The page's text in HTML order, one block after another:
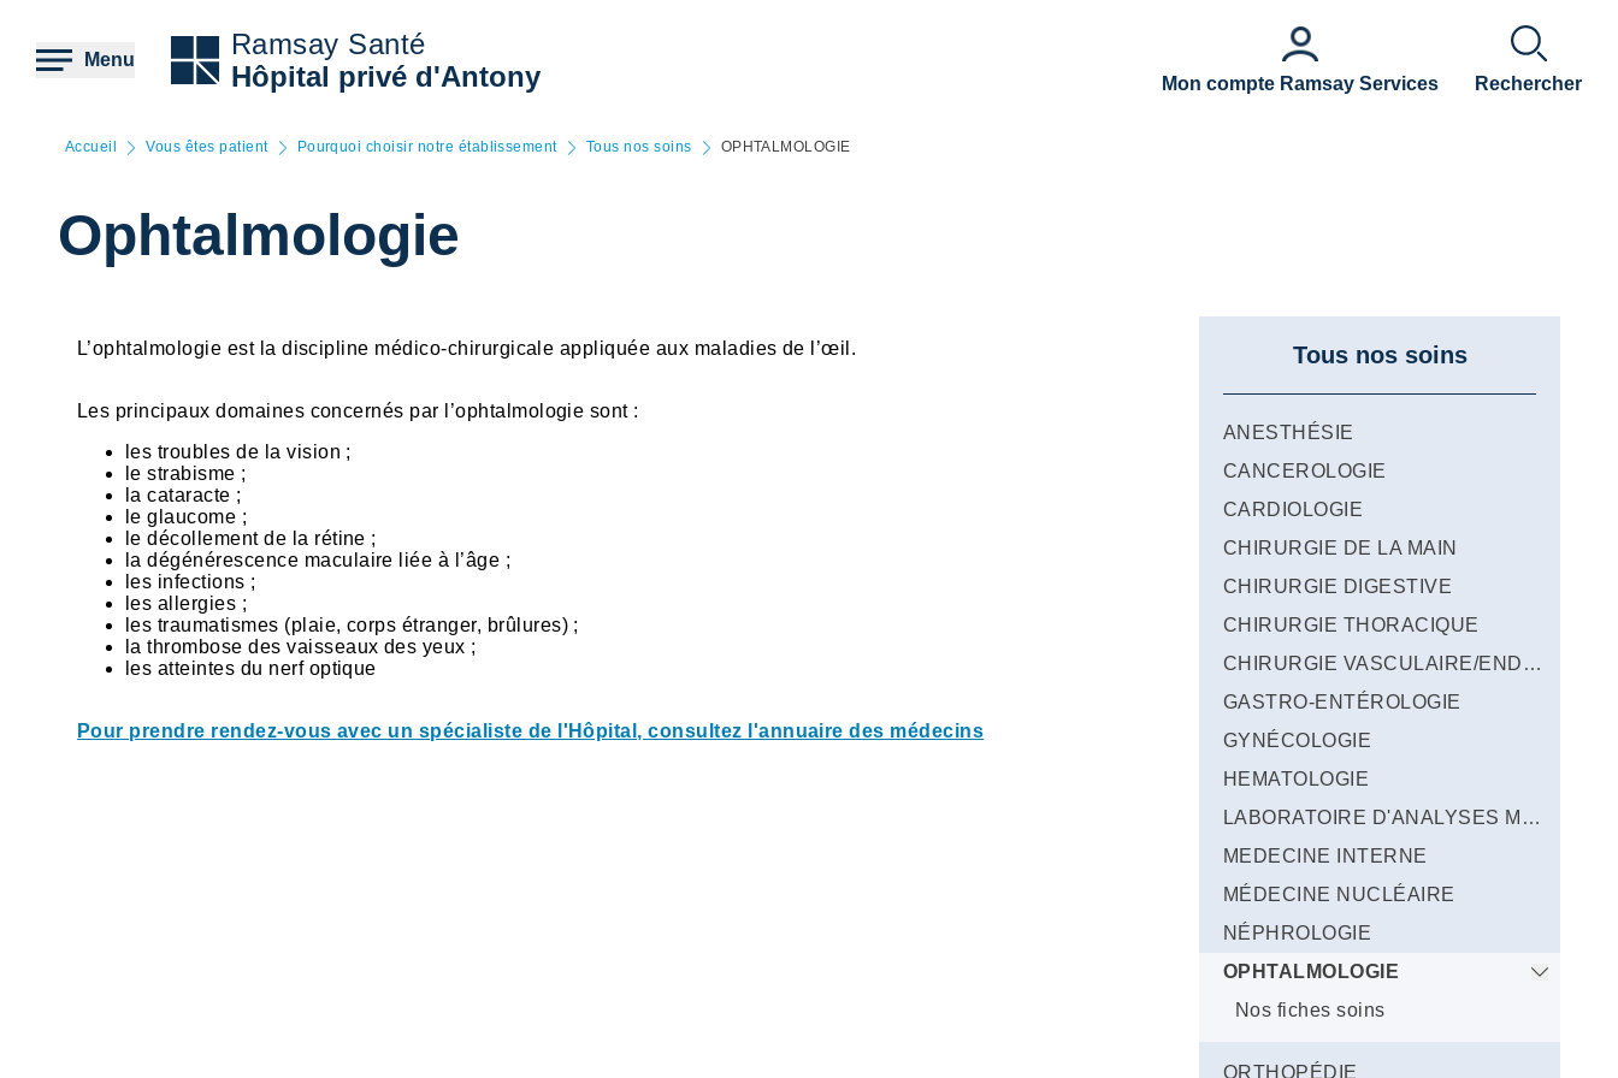
contenu
principal
Menu
Ramsay Santé
Hôpital privé d'Antony
Mon compte Ramsay Services Rechercher
Accueil Vous êtes patient Pourquoi choisir notre établissement Tous nos soins OPHTALMOLOGIE
Ophtalmologie
L’ophtalmologie est la discipline médico-chirurgicale appliquée aux maladies de l’œil.
Les principaux domaines concernés par l’ophtalmologie sont :
les troubles de la vision ;
le strabisme ;
la cataracte ;
le glaucome ;
le décollement de la rétine ;
la dégénérescence maculaire liée à l’âge ;
les infections ;
les allergies ;
les traumatismes (plaie, corps étranger, brûlures) ;
la thrombose des vaisseaux des yeux ;
les atteintes du nerf optique
Pour prendre rendez-vous avec un spécialiste de l'Hôpital, consultez l'annuaire des médecins
Tous nos soins
ANESTHÉSIE
CANCEROLOGIE
CARDIOLOGIE
CHIRURGIE DE LA MAIN
CHIRURGIE DIGESTIVE
CHIRURGIE THORACIQUE
CHIRURGIE VASCULAIRE/ENDOVASCULAIRE
GASTRO-ENTÉROLOGIE
GYNÉCOLOGIE
HEMATOLOGIE
LABORATOIRE D'ANALYSES MÉDICALES
MEDECINE INTERNE
MÉDECINE NUCLÉAIRE
NÉPHROLOGIE
OPHTALMOLOGIE
Nos fiches soins
ORTHOPÉDIE